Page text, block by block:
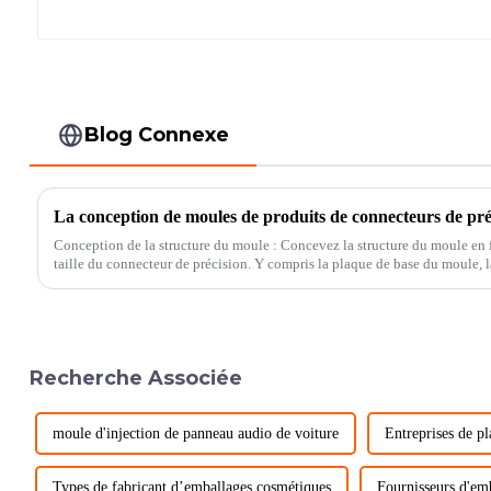
Blog Connexe
La conception de moules de produits de connecteurs de
Conception de la structure du moule : Concevez la structure du moule
taille du connecteur de précision. Y compris la plaque de base du moule, la cavité du moule, le noyau du moule
Recherche Associée
moule d'injection de panneau audio de voiture Entreprises de
Types de fabricant d’emballages cosmétiques Fournisseurs